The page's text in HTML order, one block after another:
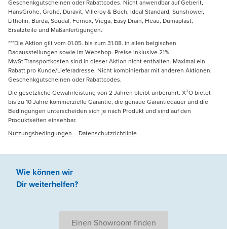
Geschenkgutscheinen oder Rabattcodes. Nicht anwendbar auf Geberit,
HansGrohe, Grohe, Duravit, Villeroy & Boch, Ideal Standard, Sunshower,
Lithofin, Burda, Soudal, Fernox, Viega, Easy Drain, Heau, Dumaplast,
Ersatzteile und Maßanfertigungen.
***Die Aktion gilt vom 01.05. bis zum 31.08. in allen belgischen
Badausstellungen sowie im Webshop. Preise inklusive 21%
MwSt.Transportkosten sind in dieser Aktion nicht enthalten. Maximal ein
Rabatt pro Kunde/Lieferadresse. Nicht kombinierbar mit anderen Aktionen,
Geschenkgutscheinen oder Rabattcodes.
Die gesetzliche Gewährleistung von 2 Jahren bleibt unberührt. X²O bietet
bis zu 10 Jahre kommerzielle Garantie, die genaue Garantiedauer und die
Bedingungen unterscheiden sich je nach Produkt und sind auf den
Produktseiten einsehbar.
Nutzungsbedingungen – Datenschutzrichtlinie
Wie können wir
Dir weiterhelfen?
Einen Showroom finden